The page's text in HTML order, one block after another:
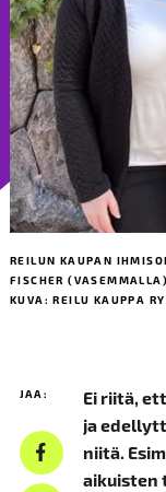
REILUN KAUPAN
FISCHER
KUVA: REILU KAUPPA RY
JAA:
Ei riitä,
ja
niitä.
aikuisten